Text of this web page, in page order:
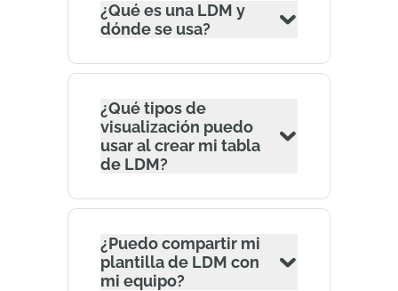
¿Qué es una LDM y
dónde se usa?
¿Qué tipos de
visualización puedo
usar al crear mi tabla
de LDM?
¿Puedo compartir mi
plantilla de LDM con
mi equipo?